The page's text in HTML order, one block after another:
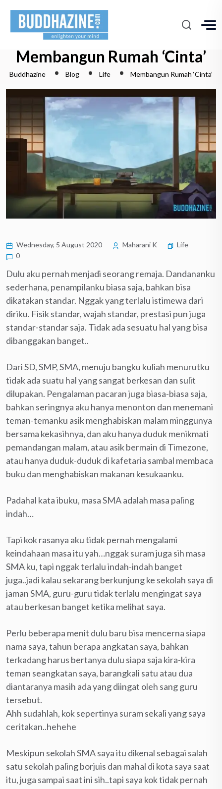
Membangun Rumah ‘Cinta’
Buddhazine Blog Life Membangun Rumah ‘Cinta’
Wednesday, 5 August 2020 Maharani K
Life
0
Dulu aku pernah menjadi seorang remaja. Dandananku
sederhana, penampilanku biasa saja, bahkan bisa
dikatakan standar. Nggak yang terlalu istimewa dari
diriku. Fisik standar, wajah standar, prestasi pun juga
standar-standar saja. Tidak ada sesuatu hal yang bisa
dibanggakan banget..
Dari SD, SMP, SMA, menuju bangku kuliah menurutku
tidak ada suatu hal yang sangat berkesan dan sulit
dilupakan. Pengalaman pacaran juga biasa-biasa saja,
bahkan seringnya aku hanya menonton dan menemani
teman-temanku asik menghabiskan malam minggunya
bersama kekasihnya, dan aku hanya duduk menikmati
pemandangan malam, atau asik bermain di Timezone,
atau hanya duduk-duduk di kafetaria sambal membaca
buku dan menghabiskan makanan kesukaanku.
Padahal kata ibuku, masa SMA adalah masa paling
indah…
Tapi kok rasanya aku tidak pernah mengalami
keindahaan masa itu yah…nggak suram juga sih masa
SMA ku, tapi nggak terlalu indah-indah banget
juga..jadi kalau sekarang berkunjung ke sekolah saya di
jaman SMA, guru-guru tidak terlalu mengingat saya
atau berkesan banget ketika melihat saya.
Perlu beberapa menit dulu baru bisa mencerna siapa
nama saya, tahun berapa angkatan saya, bahkan
terkadang harus bertanya dulu siapa saja kira-kira
teman seangkatan saya, barangkali satu atau dua
diantaranya masih ada yang diingat oleh sang guru
tersebut.
Ahh sudahlah, kok sepertinya suram sekali yang saya
ceritakan..hehehe
Meskipun sekolah SMA saya itu dikenal sebagai salah
satu sekolah paling borjuis dan mahal di kota saya saat
itu, juga sampai saat ini sih..tapi saya kok tidak pernah